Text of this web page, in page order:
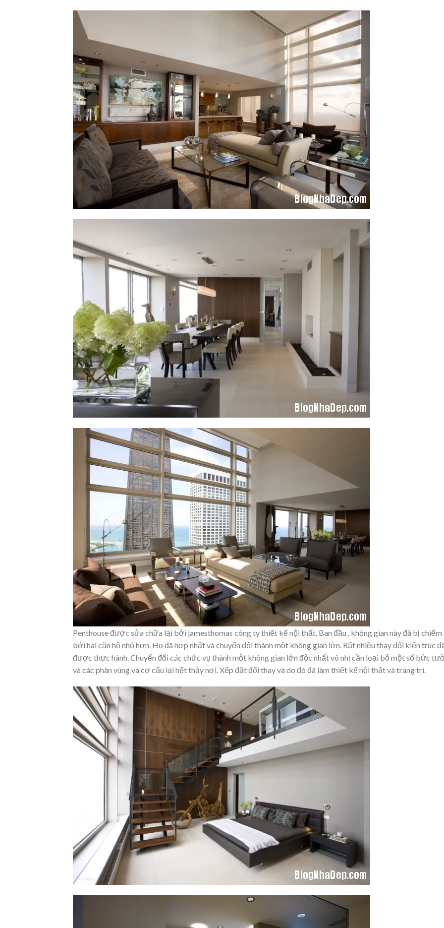
Penthouse được sửa chữa lại bởi jamesthomas công ty thiết kế nội thất. Ban đầu , không gian này đã bị chiếm
bởi hai căn hộ nhỏ hơn. Họ đã hợp nhất và chuyển đổi thành một không gian lớn. Rất nhiều thay đổi kiến trúc
được thực hành. Chuyển đổi các chức vụ thành một không gian lớn độc nhất vô nhị cần loại bỏ một số bức
và các phân vùng và cơ cấu lại hết thảy nơi. Xếp đặt đổi thay và do đó đã làm thiết kế nội thất và trang trí.